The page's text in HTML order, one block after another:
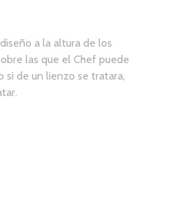
a la altura de los
las que el Chef puede
si de un lienzo se tratara,